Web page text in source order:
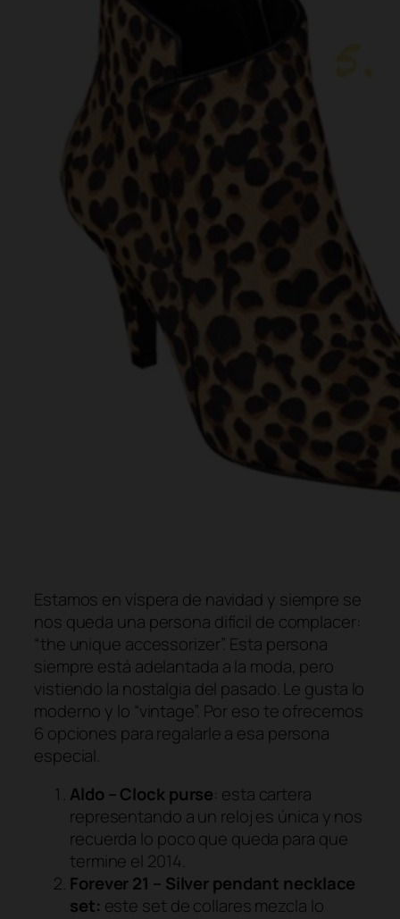
Estamos en víspera de navidad y siempre se
nos queda una persona difícil de complacer:
“the unique accessorizer”. Esta persona
siempre está adelantada a la moda, pero
vistiendo la nostalgia del pasado. Le gusta lo
moderno y lo “vintage”. Por eso te ofrecemos
6 opciones para regalarle a esa persona
especial.
Aldo – Clock purse: esta cartera
representando a un reloj es única y nos
recuerda lo poco que queda para que
termine el 2014.
Forever 21 – Silver pendant necklace
set: este set de collares mezcla lo